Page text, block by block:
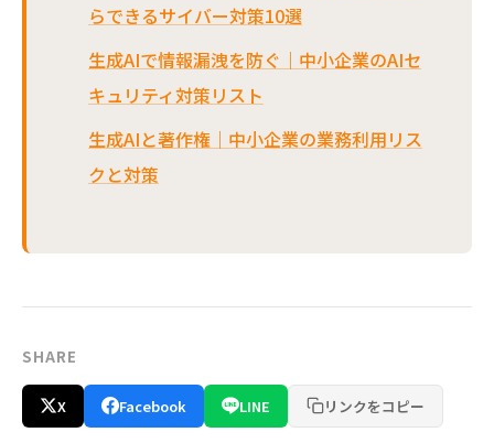
らできるサイバー対策10選
生成AIで情報漏洩を防ぐ｜中小企業のAIセ
キュリティ対策リスト
生成AIと著作権｜中小企業の業務利用リス
クと対策
SHARE
X Facebook LINE リンクをコピー